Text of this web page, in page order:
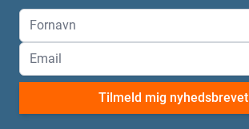
Tilmeld mig nyhedsbrevet